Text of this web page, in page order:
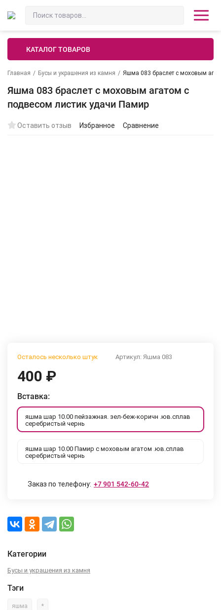
КАТАЛОГ ТОВАРОВ
Главная / Бусы и украшения из камня / Яшма 083 браслет с моховым
Яшма 083 браслет с моховым агатом с
подвесом листик удачи Памир
Оставить отзыв Избранное Сравнение
Артикул: Яшма 083
Осталось несколько штук
400 ₽
Вставка:
яшма шар 10.00 пейзажная. зел-беж-коричн .юв.сплав
серебристый чернь
яшма шар 10.00 Памир с моховым агатом .юв.сплав
серебристый чернь
Заказ по телефону: +7 901 542-60-42
Категории
Бусы и украшения из камня
Тэги
яшма *